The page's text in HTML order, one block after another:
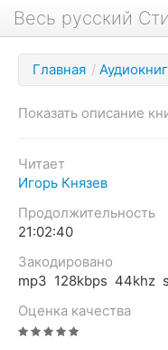
Весь русский
Книги
Фильмы
Аудиокниги
Новости Кинга
Биография
О проекте
Главная /
Показать описание
Читает
Игорь Князев
Продолжительность
21:02:40
Закодировано
mp3 128kbps 44khz
Оценка качества